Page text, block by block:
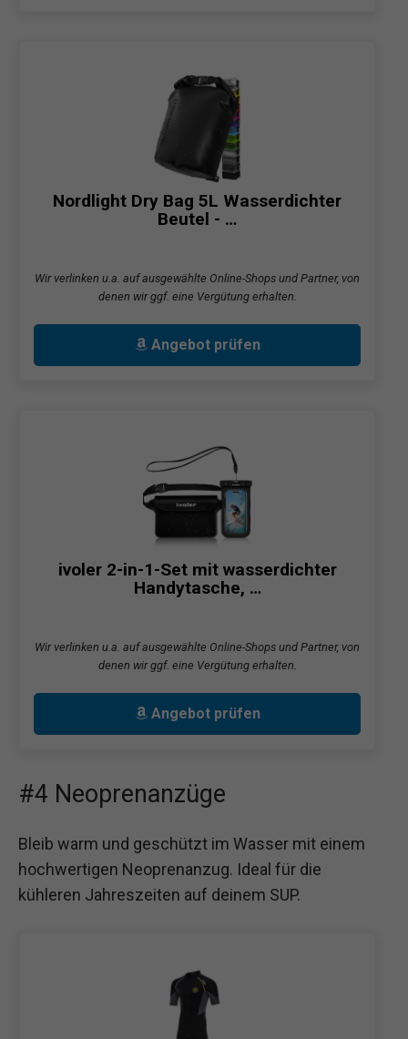
Nordlight Dry Bag 5L Wasserdichter
Beutel - …
Wir verlinken u.a. auf ausgewählte Online-Shops und Partner, von
denen wir ggf. eine Vergütung erhalten.
Angebot prüfen
ivoler 2-in-1-Set mit wasserdichter
Handytasche, …
Wir verlinken u.a. auf ausgewählte Online-Shops und Partner, von
denen wir ggf. eine Vergütung erhalten.
Angebot prüfen
#4 Neoprenanzüge
Bleib warm und geschützt im Wasser mit einem
hochwertigen Neoprenanzug. Ideal für die
kühleren Jahreszeiten auf deinem SUP.